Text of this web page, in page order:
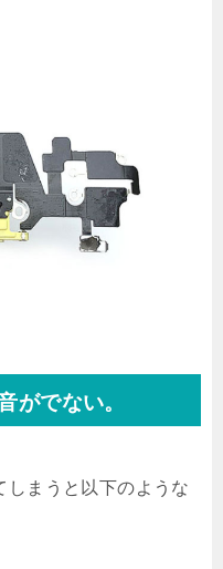
がでない。
まうと以下のような